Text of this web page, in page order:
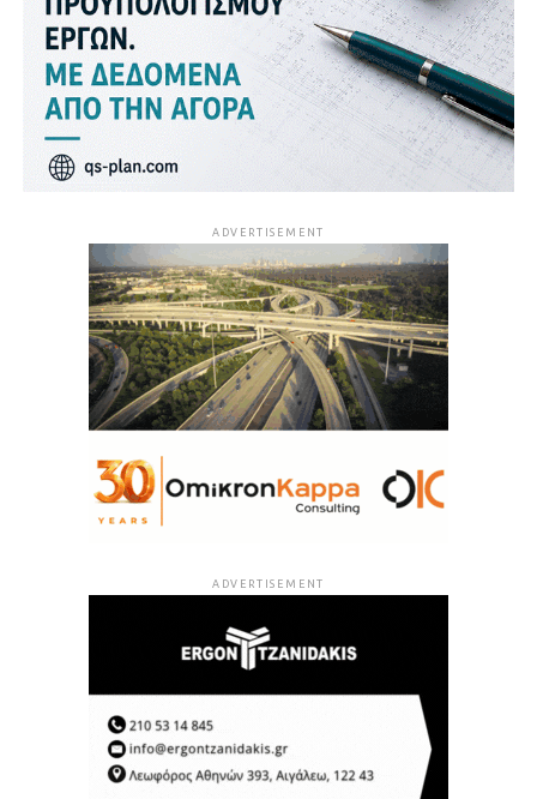
ADVERTISEMENT
ADVERTISEMENT